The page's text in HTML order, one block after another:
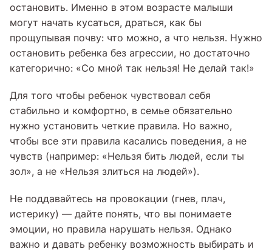
остановить. Именно в этом возрасте малыши
могут начать кусаться, драться, как бы
прощупывая почву: что можно, а что нельзя. Нужно
остановить ребенка без агрессии, но достаточно
категорично: «Со мной так нельзя! Не делай так!»
Для того чтобы ребенок чувствовал себя
стабильно и комфортно, в семье обязательно
нужно установить четкие правила. Но важно,
чтобы все эти правила касались поведения, а не
чувств (например: «Нельзя бить людей, если ты
зол», а не «Нельзя злиться на людей»).
Не поддавайтесь на провокации (гнев, плач,
истерику) — дайте понять, что вы понимаете
эмоции, но правила нарушать нельзя. Однако
важно и давать ребенку возможность выбирать и